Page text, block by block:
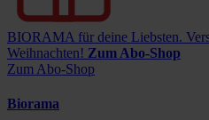
BIORAMA für deine Liebsten.
Weihnachten! Zum Abo-Shop
Zum Abo-Shop
Biorama